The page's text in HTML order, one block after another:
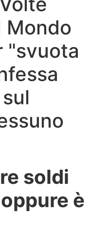
Mondo
"svuota
soldi
è